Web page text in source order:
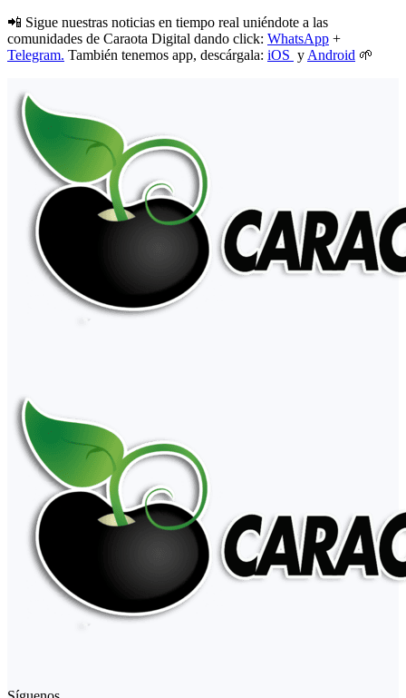
📲 Sigue nuestras noticias en tiempo real uniéndote a las
comunidades de Caraota Digital dando click: WhatsApp +
Telegram. También tenemos app, descárgala: iOS y Android 🌱